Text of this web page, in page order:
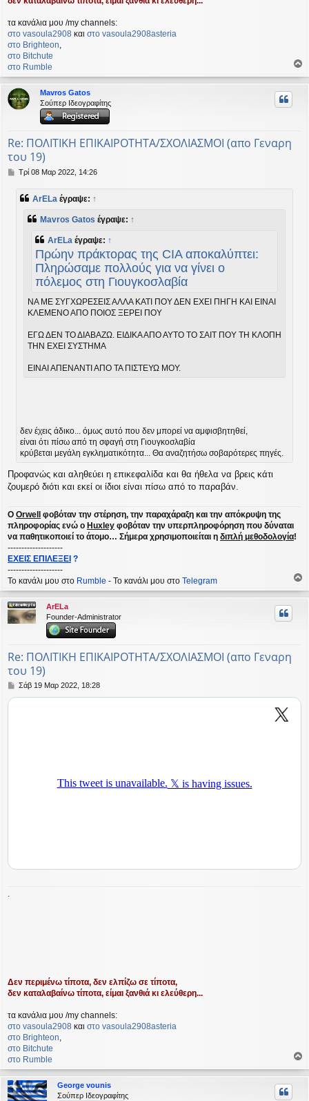
τα κανάλια μου /my channels:
στο vasoula2908 και στο vasoula2908asteria
στο Βrighteon,
στο Bitchute
στο Rumble
ο
ρ
Mavros Gatos
Σούπερ Ιδεογραφίτης
Re: ΠΟΛΙΤΙΚΗ ΕΠΙΚΑΙΡΟΤΗΤΑ/ΣΧΟΛΙΑΣΜΟΙ (απο Γεναρη
του 19)
ΔΤρί 08 Μαρ 2022, 14:26
ArELa έγραψε: ↑
Mavros Gatos έγραψε: ↑
ArELa έγραψε: ↑
Πρώην πράκτορας της CIA αποκαλύπτει:
Πληρώσαμε πολλούς για να γίνει ο
πόλεμος στη Γιουγκοσλαβία
ΝΑ ΜΕ ΣΥΓΧΩΡΕΣΕΙΣ ΑΛΛΑ ΚΑΤΙ ΠΟΥ ΔΕΝ ΕΧΕΙ ΠΗΓΗ ΚΑΙ ΕΙΝΑΙ
ΚΛΕΜΕΝΟ ΑΠΟ ΠΟΙΟΣ ΞΕΡΕΙ ΠΟΥ
ΕΓΩ ΔΕΝ ΤΟ ΔΙΑΒΑΖΩ. ΕΙΔΙΚΑ ΑΠΟ ΑΥΤΟ ΤΟ ΣΑΙΤ ΠΟΥ ΤΗ ΚΛΟΠΗ
ΤΗΝ ΕΧΕΙ ΣΥΣΤΗΜΑ
ΕΙΝΑΙ ΑΠΕΝΑΝΤΙ ΑΠΟ ΤΑ ΠΙΣΤΕΥΩ ΜΟΥ.
δεν έχεις άδικο... όμως αυτό που δεν μπορεί να αμφισβητηθεί,
είναι ότι πίσω από τη σφαγή στη Γιουγκοσλαβία
κρύβεται μεγάλη εγκληματικότητα... Θα αναζητήσω σοβαρότερες πηγές.
Προφανώς και αληθεύει η επικεφαλίδα και θα ήθελα να βρεις κάτι
ζουμερό διότι και εκεί οι ίδιοι είναι πίσω από το παραβάν.
Ο Orwell φοβόταν την στέρηση, την παραχάραξη και την απόκρυψη της
πληροφορίας ενώ ο Huxley φοβόταν την υπερπληροφόρηση που δύναται
να παθητικοποιεί το άτομο… Σήμερα χρησιμοποιείται η διπλή μεθοδολογία!
--------------------
ΕΧΕΙΣ ΕΠΙΛΕΞΕΙ ?
--------------------
Το κανάλι μου στο Rumble - Το κανάλι μου στο Telegram
ρ
ArELa
Founder-Administrator
Re: ΠΟΛΙΤΙΚΗ ΕΠΙΚΑΙΡΟΤΗΤΑ/ΣΧΟΛΙΑΣΜΟΙ (απο Γεναρη
του 19)
ΔΣάβ 19 Μαρ 2022, 18:28
.
Δεν περιμένω τίποτα, δεν ελπίζω σε τίποτα,
δεν καταλαβαίνω τίποτα, είμαι ξανθιά κι ελεύθερη...
τα κανάλια μου /my channels:
στο vasoula2908 και στο vasoula2908asteria
στο Βrighteon,
στο Bitchute
στο Rumble
ο
ρ
George vounis
Σούπερ Ιδεογραφίτης